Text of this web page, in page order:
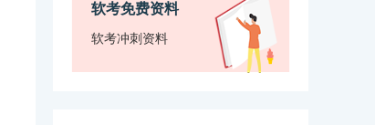
软考免费资料
软考冲刺资料